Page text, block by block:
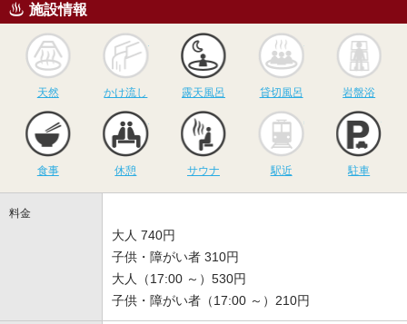
施設情報
天然
かけ流し
かけ流し
露天風呂
露天風呂
貸切風呂
貸切風呂 岩盤浴
食事 休憩
サウナ
サウナ 駅近 駐車
料金
大人 740円
子供・障がい者 310円
大人（17:00 ～）530円
子供・障がい者（17:00 ～）210円